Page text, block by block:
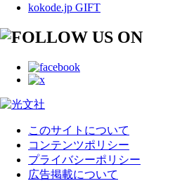
kokode.jp GIFT
このサイトについて
コンテンツポリシー
プライバシーポリシー
広告掲載について